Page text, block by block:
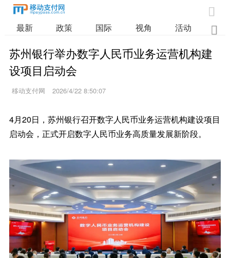

最新 政策 国际 视角 活动 业

苏州银行举办数字人民币业务运营机构建
设项目启动会
移动支付网 2026/4/22 8:50:07
4月20日，苏州银行召开数字人民币业务运营机构建设项目
启动会，正式开启数字人民币业务高质量发展新阶段。